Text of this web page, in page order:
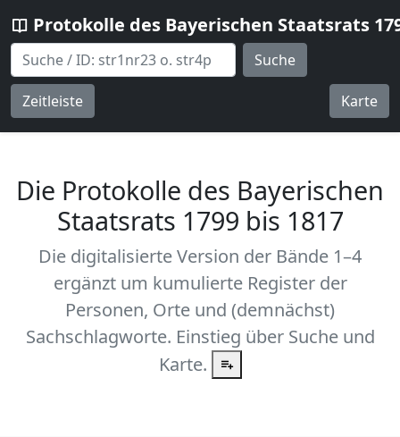
Protokolle des Bayerischen Staatsrats
Suche
Zeitleiste Karte
Die Protokolle des Bayerischen
Staatsrats 1799 bis 1817
Die digitalisierte Version der Bände 1–4
ergänzt um kumulierte Register der
Personen, Orte und (demnächst)
Sachschlagworte. Einstieg über Suche und
Karte.